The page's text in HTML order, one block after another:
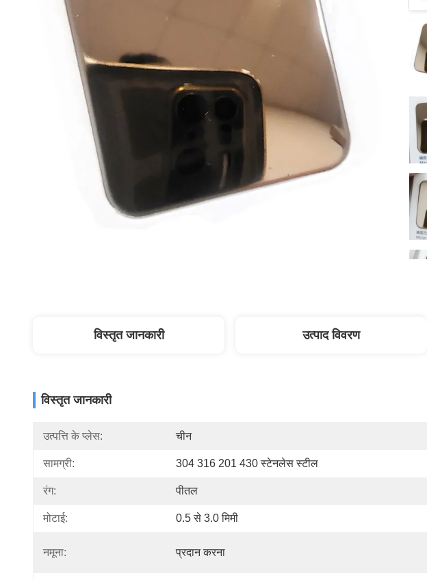
विस्तृत जानकारी उत्पाद विवरण
विस्तृत जानकारी
उत्पत्ति के प्लेस: चीन
सामग्री: 304 316 201 430 स्टेनलेस स्टील
रंग: पीतल
मोटाई: 0.5 से 3.0 मिमी
नमूना: प्रदान करना